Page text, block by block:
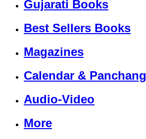
Gujarati Books
Best Sellers Books
Magazines
Calendar & Panchang
Audio-Video
More